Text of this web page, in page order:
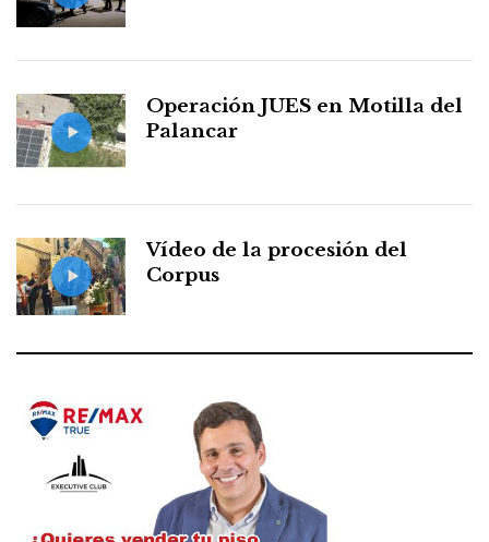
Operación JUES en Motilla del
Palancar
Vídeo de la procesión del
Corpus